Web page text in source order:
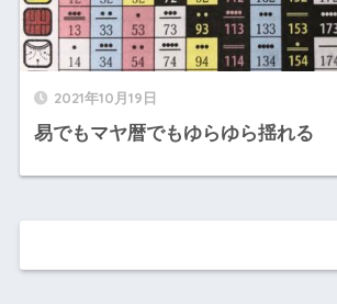
2021年10月19日
易でもマヤ暦でもゆらゆら揺れる